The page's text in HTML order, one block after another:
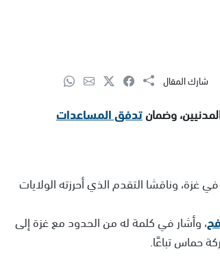
شارك المقال
وضمانتدفق المساعدات
وناقشا التقدم الذي أحرزته الولايات
، وأشار في كلمة له من الحدود مع غزة إلى
حماس تباعًا.